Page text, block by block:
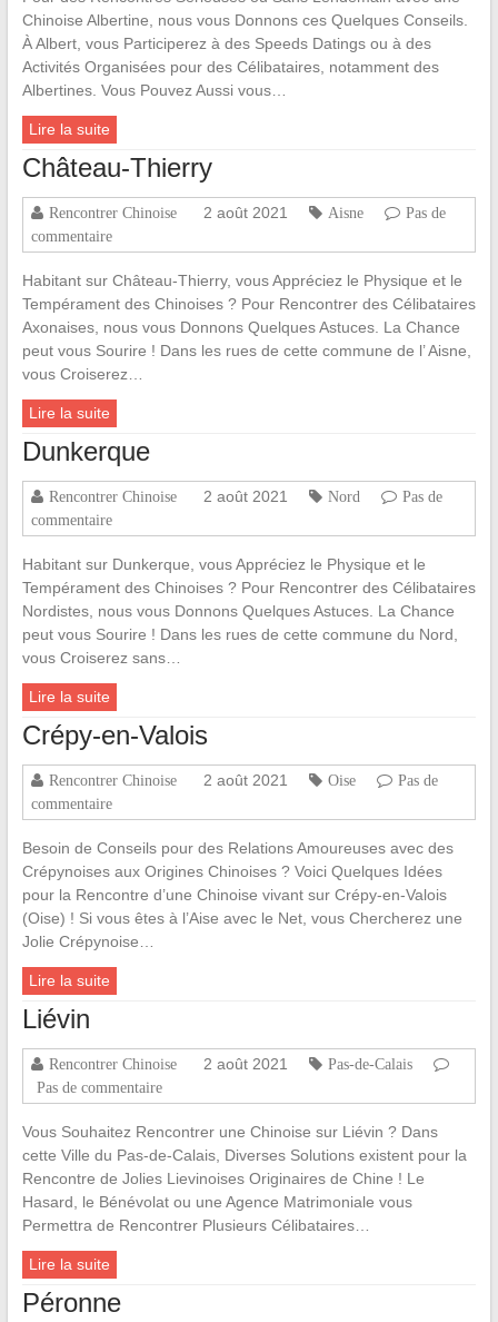
Chinoise Albertine, nous vous Donnons ces Quelques Conseils.
À Albert, vous Participerez à des Speeds Datings ou à des
Activités Organisées pour des Célibataires, notamment des
Albertines. Vous Pouvez Aussi vous…
Lire la suite
Château-Thierry
Rencontrer Chinoise 2 août 2021 Aisne
Pas de
commentaire
Habitant sur Château-Thierry, vous Appréciez le Physique et le
Tempérament des Chinoises ? Pour Rencontrer des Célibataires
Axonaises, nous vous Donnons Quelques Astuces. La Chance
peut vous Sourire ! Dans les rues de cette commune de l’ Aisne,
vous Croiserez…
Lire la suite
Dunkerque
Rencontrer Chinoise 2 août 2021 Nord
Pas de
commentaire
Habitant sur Dunkerque, vous Appréciez le Physique et le
Tempérament des Chinoises ? Pour Rencontrer des Célibataires
Nordistes, nous vous Donnons Quelques Astuces. La Chance
peut vous Sourire ! Dans les rues de cette commune du Nord,
vous Croiserez sans…
Lire la suite
Crépy-en-Valois
Rencontrer Chinoise 2 août 2021 Oise
Pas de
commentaire
Besoin de Conseils pour des Relations Amoureuses avec des
Crépynoises aux Origines Chinoises ? Voici Quelques Idées
pour la Rencontre d’une Chinoise vivant sur Crépy-en-Valois
(Oise) ! Si vous êtes à l’Aise avec le Net, vous Chercherez une
Jolie Crépynoise…
Lire la suite
Liévin
Rencontrer Chinoise 2 août 2021
Pas-de-Calais
Pas de commentaire
Vous Souhaitez Rencontrer une Chinoise sur Liévin ? Dans
cette Ville du Pas-de-Calais, Diverses Solutions existent pour la
Rencontre de Jolies Lievinoises Originaires de Chine ! Le
Hasard, le Bénévolat ou une Agence Matrimoniale vous
Permettra de Rencontrer Plusieurs Célibataires…
Lire la suite
Péronne